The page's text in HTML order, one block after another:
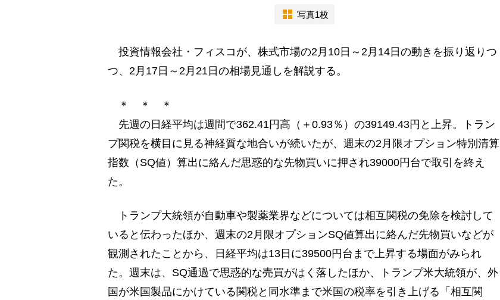
写真1枚
投資情報会社・フィスコが、株式市場の2月10日～2月14日の動きを振り返りつ
つ、2月17日～2月21日の相場見通しを解説する。
＊ ＊ ＊
先週の日経平均は週間で362.41円高（＋0.93％）の39149.43円と上昇。トラン
プ関税を横目に見る神経質な地合いが続いたが、週末の2月限オプション特別清算
指数（SQ値）算出に絡んだ思惑的な先物買いに押され39000円台で取引を終え
た。
トランプ大統領が自動車や製薬業界などについては相互関税の免除を検討して
いると伝わったほか、週末の2月限オプションSQ値算出に絡んだ先物買いなどが
観測されたことから、日経平均は13日に39500円台まで上昇する場面がみられ
た。週末は、SQ通過で思惑的な売買がはく落したほか、トランプ米大統領が、外
国が米国製品にかけている関税と同水準まで米国の税率を引き上げる「相互関